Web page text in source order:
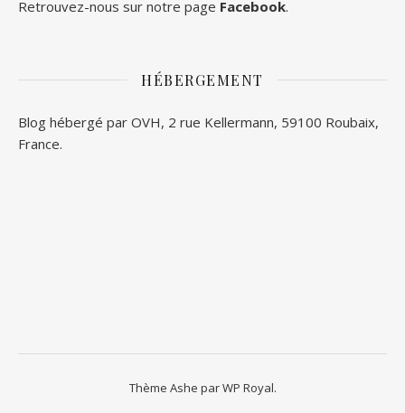
Retrouvez-nous sur notre page Facebook.
HÉBERGEMENT
Blog hébergé par OVH, 2 rue Kellermann, 59100 Roubaix,
France.
Thème Ashe parWP Royal.